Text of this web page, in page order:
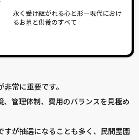
永く受け継がれる心と形―現代におけ
るお墓と供養のすべて
常に重要です。
、管理体制、費用のバランスを見極め
すが抽選になることも多く、民間霊園